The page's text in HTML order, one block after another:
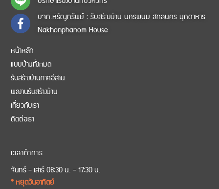
บจก.หิรัญทรัพย์ : รับสร้างบ้าน นครพนม สกลนคร มุกดาหาร
Nakhonphanom House
หน้าหลัก
แบบบ้านทั้งหมด
รับสร้างบ้านภาคอีสาน
ผลงานรับสร้างบ้าน
เกี่ยวกับเรา
ติดต่อเรา
เวลาทำการ
จันทร์ – เสาร์ 08:30 น. – 17:30 น.
* หยุดวันอาทิตย์